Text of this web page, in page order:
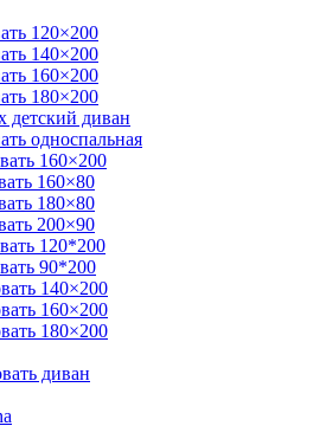
120×200
140×200
160×200
180×200
детский диван
односпальная
160×200
160×80
180×80
200×90
120*200
90*200
140×200
160×200
180×200
диван